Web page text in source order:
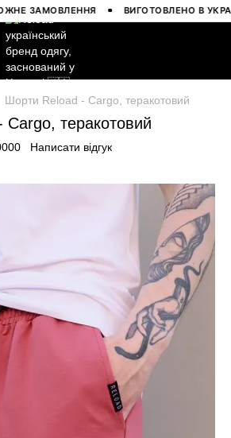
ЗАМОВЛЕННЯ ВИГОТОВЛЕНО В УКРАЇНІ
Шорти Reload - Cargo, теракотовий
теракотовий
Написати відгук